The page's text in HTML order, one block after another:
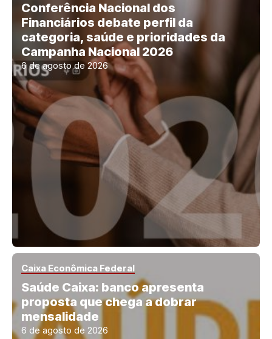
Conferência Nacional dos
Financiários debate perfil da
categoria, saúde e prioridades da
Campanha Nacional 2026
6 de agosto de 2026
Caixa Econômica Federal
Saúde Caixa: banco apresenta
proposta que chega a dobrar
mensalidade
6 de agosto de 2026